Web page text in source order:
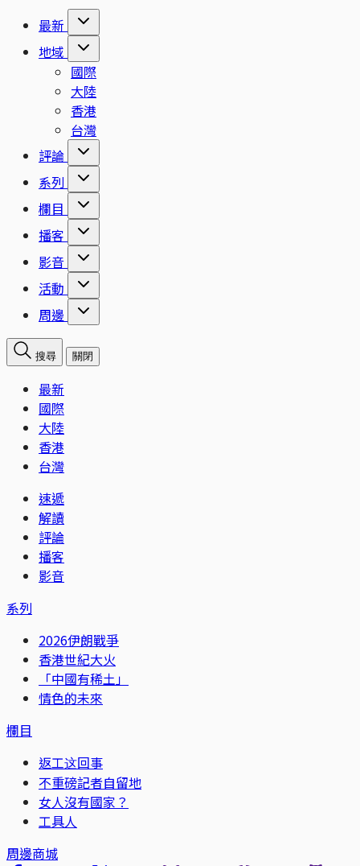
最新
地域
國際
大陸
香港
台灣
評論
系列
欄目
播客
影音
活動
周邊
搜尋 關閉
最新
國際
大陸
香港
台灣
速遞
解讀
評論
播客
影音
系列
2026伊朗戰爭
香港世紀大火
「中國有稀土」
情色的未來
欄目
返工这回事
不重磅記者自留地
女人沒有國家？
工具人
周邊商城